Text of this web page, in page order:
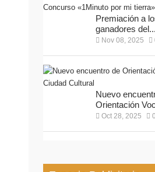
Premiación a
ganadores del...
Nov 08, 2025
Nuevo
Orientación
Oct 28, 2025 0